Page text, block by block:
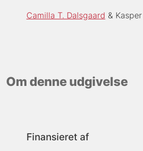
Camilla T. Dalsgaard
Om denne udgivelse
Finansieret af